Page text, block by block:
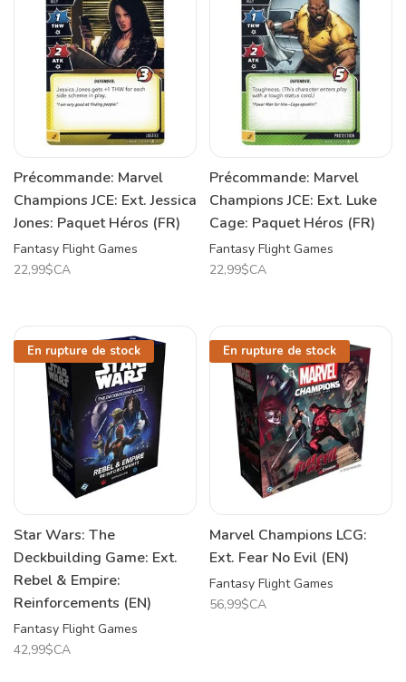
Précommande: Marvel
Champions JCE: Ext. Jessica
Jones: Paquet Héros (FR)
Fantasy Flight Games
22,99$CA
Précommande: Marvel
Champions JCE: Ext. Luke
Cage: Paquet Héros (FR)
Fantasy Flight Games
22,99$CA
En rupture de stock
Star Wars: The
Deckbuilding Game: Ext.
Rebel & Empire:
Reinforcements (EN)
Fantasy Flight Games
42,99$CA
En rupture de stock
Marvel Champions LCG:
Ext. Fear No Evil (EN)
Fantasy Flight Games
56,99$CA